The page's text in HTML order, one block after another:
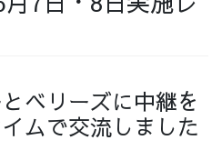
ベリーズに中継を
ムで交流しました